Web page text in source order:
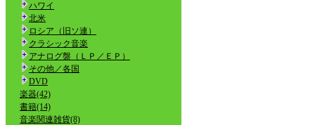
ハワイ
北米
ロシア（旧ソ連）
クラシック音楽
アナログ盤（ＬＰ／ＥＰ）
その他／各国
DVD
楽器(42)
書籍(14)
音楽関連雑貨(8)